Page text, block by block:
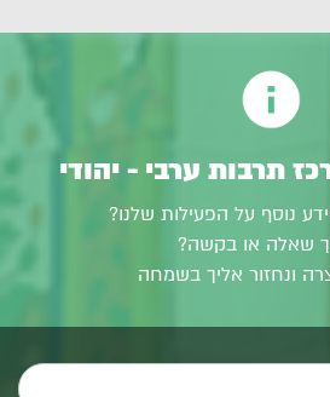
תרבות ערבי - יהודי
נוסף על הפעילות שלנו?
שאלה או בקשה?
ונחזור אליך בשמחה